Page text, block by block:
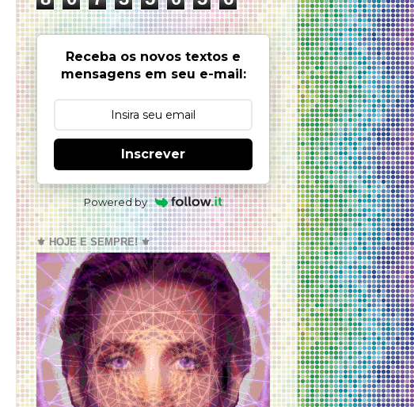
Receba os novos textos e
mensagens em seu e-mail:
Inscrever
Powered by
⚜️ HOJE E SEMPRE! ⚜️